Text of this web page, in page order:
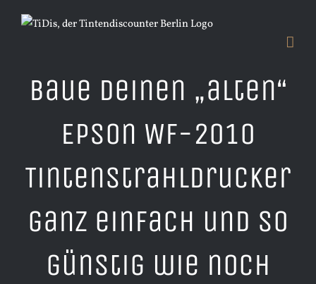
Baue deinen „alten“
Epson WF-2010
Tintenstrahldrucker
ganz einfach und so
günstig wie noch